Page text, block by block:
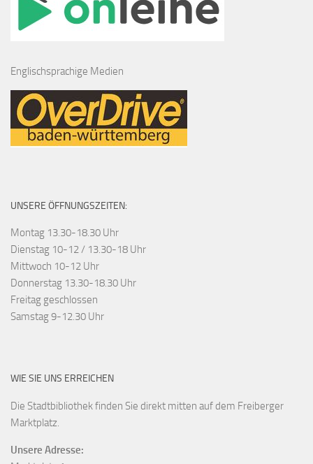
Englischsprachige Medien
UNSERE ÖFFNUNGSZEITEN:
Montag 13.30-18.30 Uhr
Dienstag 10-12 / 13.30-18 Uhr
Mittwoch 10-12 Uhr
Donnerstag 13.30-18.30 Uhr
Freitag geschlossen
Samstag 9-12.30 Uhr
WIE SIE UNS ERREICHEN
Die Stadtbibliothek finden Sie direkt mitten auf dem Freiberger
Marktplatz.
Unsere Adresse: